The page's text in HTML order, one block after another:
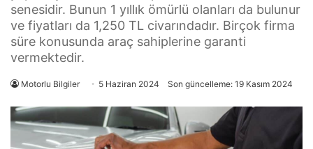
senesidir. Bunun 1 yıllık ömürlü olanları da bulunur
ve fiyatları da 1,250 TL civarındadır. Birçok firma
süre konusunda araç sahiplerine garanti
vermektedir.
Motorlu Bilgiler 5 Haziran 2024 Son güncelleme: 19 Kasım 2024